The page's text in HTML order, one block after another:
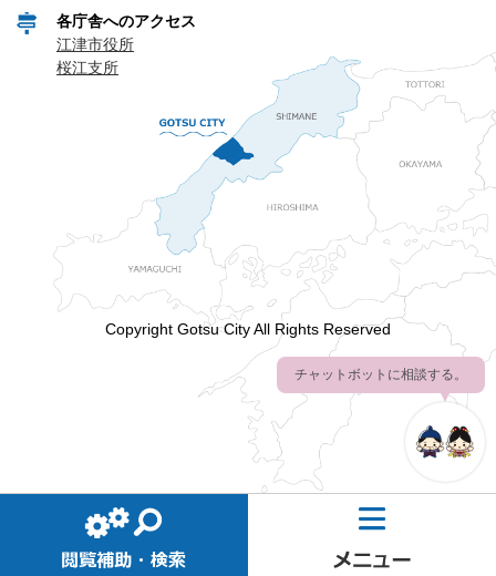
各庁舎へのアクセス
江津市役所
桜江支所
Copyright Gotsu City All Rights Reserved
チャットボットに相談する。